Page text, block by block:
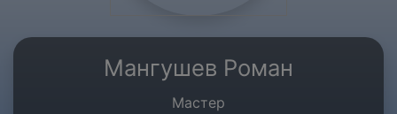
Мангушев Роман
Мастер